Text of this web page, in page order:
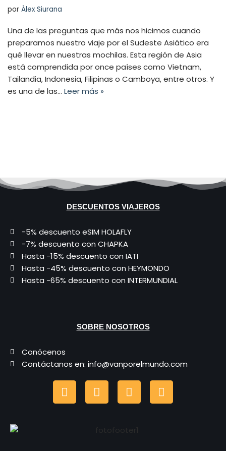
por Àlex Siurana
Una de las preguntas que más nos hicimos cuando
preparamos nuestro viaje por el Sudeste Asiático era
qué llevar en nuestras mochilas. Esta región de Asia
está comprendida por once países como Vietnam,
Tailandia, Indonesia, Filipinas o Camboya, entre otros. Y
es una de las… Leer más »
DESCUENTOS VIAJEROS
-5% descuento eSIM HOLAFLY
-7% descuento con CHAPKA
Hasta -15% descuento con IATI
Hasta -45% descuento con HEYMONDO
Hasta -65% descuento con INTERMUNDIAL
SOBRE NOSOTROS
Conócenos
Contáctanos en: info@vanporelmundo.com